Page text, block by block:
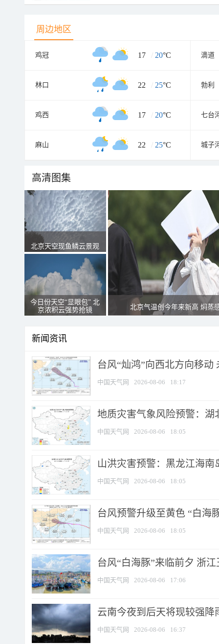
周边地区
鸡冠 17 / 20°C 滴道
林口 22 / 25°C 勃利
鸡西 17 / 20°C 七台
麻山 22 / 25°C 城子
高清图集
北京天空现鱼鳞云景观
今日份天空“显眼包” 北
京浓积云强势抢镜
北京气温创今年来新高 焖蒸
新闻资讯
台风“灿鸿”向西北方向移动
中国天气网 2026-08-06 18:17
地质灾害气象风险预警：湖
中国天气网 2026-08-06 18:05
山洪灾害预警：黑龙江海
中国天气网 2026-08-06 18:05
台风预警升级至黄色 “白海
中国天气网 2026-08-06 18:05
台风“白海豚”来临前夕 浙
中国天气网 2026-08-06 17:06
云南今夜到后天将现较强降
中国天气网 2026-08-06 16:37